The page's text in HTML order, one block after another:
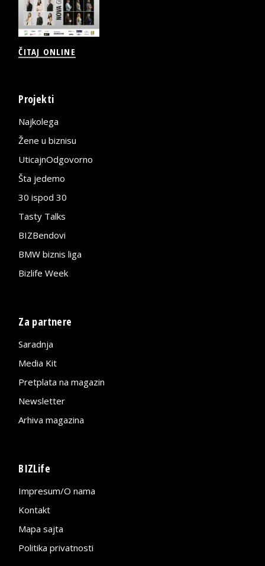
ČITAJ ONLINE
Projekti
Najkolega
Žene u biznisu
UticajnOdgovorno
Šta jedemo
30 ispod 30
Tasty Talks
BIZBendovi
BMW biznis liga
Bizlife Week
Za partnere
Saradnja
Media Kit
Pretplata na magazin
Newsletter
Arhiva magazina
BIZLife
Impresum/O nama
Kontakt
Mapa sajta
Politika privatnosti